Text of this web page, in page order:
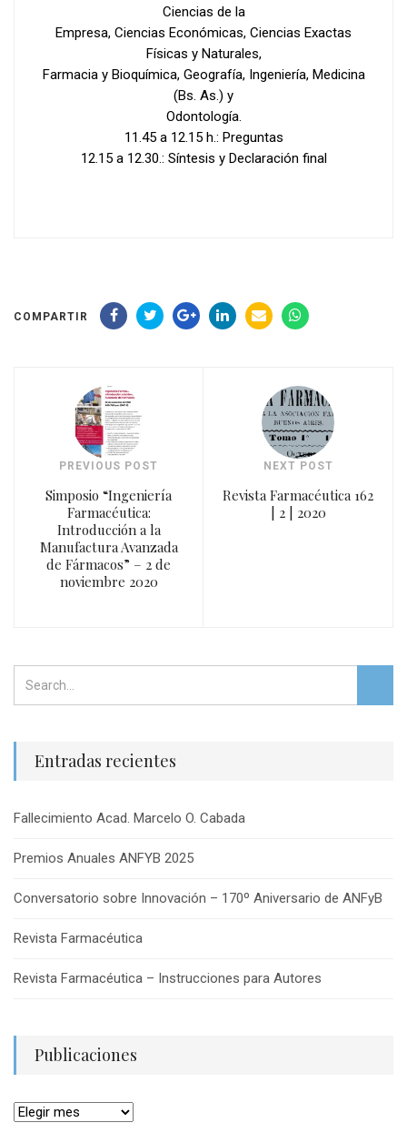
Ciencias de la
Empresa, Ciencias Económicas, Ciencias Exactas
Físicas y Naturales,
Farmacia y Bioquímica, Geografía, Ingeniería, Medicina
(Bs. As.) y
Odontología.
11.45 a 12.15 h.: Preguntas
12.15 a 12.30.: Síntesis y Declaración final
COMPARTIR
PREVIOUS POST
Simposio “Ingeniería
Farmacéutica:
Introducción a la
Manufactura Avanzada
de Fármacos” – 2 de
noviembre 2020
NEXT POST
Revista Farmacéutica 162
| 2 | 2020
Entradas recientes
Fallecimiento Acad. Marcelo O. Cabada
Premios Anuales ANFYB 2025
Conversatorio sobre Innovación – 170º Aniversario de ANFyB
Revista Farmacéutica
Revista Farmacéutica – Instrucciones para Autores
Publicaciones